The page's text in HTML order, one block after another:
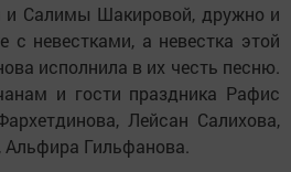
и Салимы Шакировой, дружно и
невестками, а невестка этой
исполнила в их честь песню.
и гости праздника Рафис
Лейсан Салихова,
Альфира Гильфанова.